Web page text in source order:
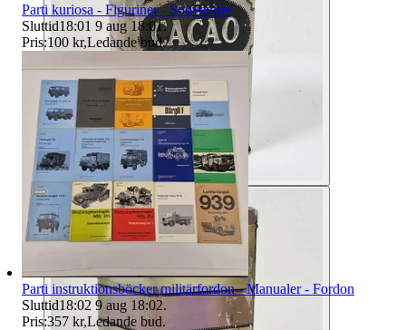
Parti kuriosa - Figuriner - Souvenirer
Sluttid18:01 9 aug 18:01.
Pris:100 kr,Ledande bud.
Parti instruktionsböcker militärfordon - Manualer - Fordon
Sluttid18:02 9 aug 18:02.
Pris:357 kr,Ledande bud.